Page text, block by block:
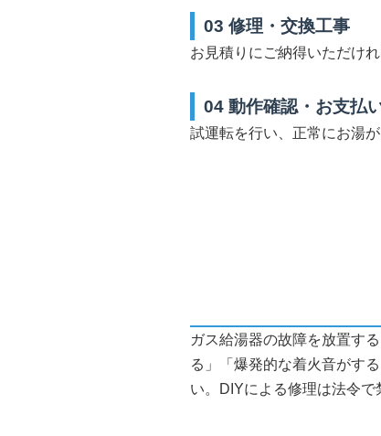
03 修理・交換工事
お見積りにご納得いただけ
04 動作確認・お支払
試運転を行い、正常にお湯
ガス給湯器の故障を放置す
る」「爆発的な着火音がす
い。DIYによる修理は法令で